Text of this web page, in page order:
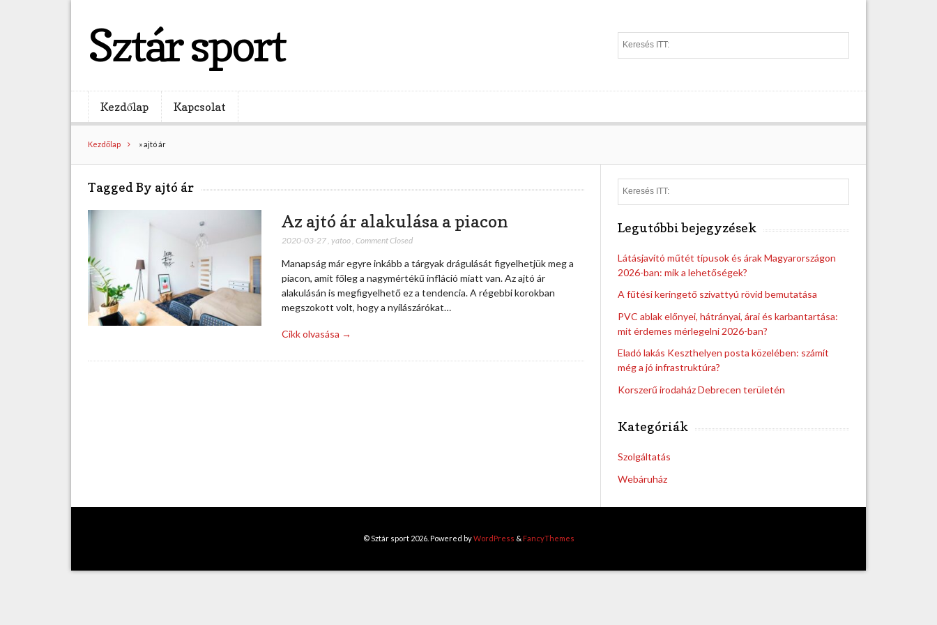
Sztár sport
e
c
Kezdőlap Kapcsolat
Kezdőlap »ajtó ár
Tagged By ajtó ár
Az ajtó ár alakulása a piacon
2020-03-27, yatoo, Comment Closed
Manapság már egyre inkább a tárgyak drágulását figyelhetjük meg a
piacon, amit főleg a nagymértékű infláció miatt van. Az ajtó ár
alakulásán is megfigyelhető ez a tendencia. A régebbi korokban
megszokott volt, hogy a nyílászárókat…
Cikk olvasása →
e
Legutóbbi bejegyzések
Látásjavító műtét típusok és árak Magyarországon
2026-ban: mik a lehetőségek?
A fűtési keringető szivattyú rövid bemutatása
PVC ablak előnyei, hátrányai, árai és karbantartása:
mit érdemes mérlegelni 2026-ban?
Eladó lakás Keszthelyen posta közelében: számít
még a jó infrastruktúra?
Korszerű irodaház Debrecen területén
Kategóriák
Szolgáltatás
Webáruház
© Sztár sport 2026. Powered byWordPress & FancyThemes